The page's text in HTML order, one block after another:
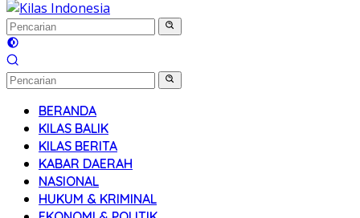
BERANDA
KILAS BALIK
KILAS BERITA
KABAR DAERAH
NASIONAL
HUKUM & KRIMINAL